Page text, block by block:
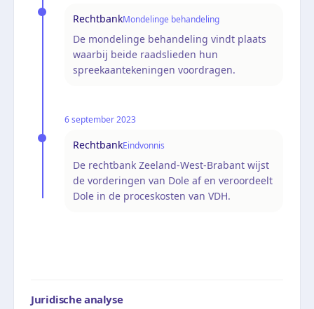
RechtbankMondelinge behandeling
De mondelinge behandeling vindt plaats
waarbij beide raadslieden hun
spreekaantekeningen voordragen.
6 september 2023
RechtbankEindvonnis
De rechtbank Zeeland-West-Brabant wijst
de vorderingen van Dole af en veroordeelt
Dole in de proceskosten van VDH.
Juridische analyse